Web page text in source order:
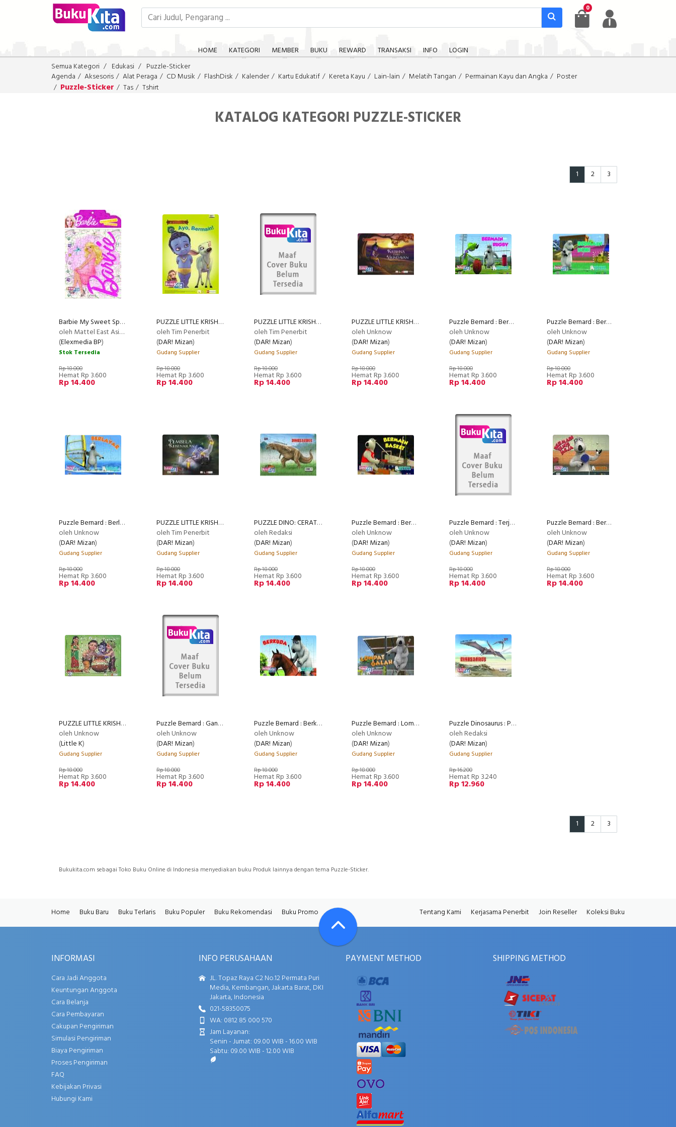
0
HOME KATEGORI MEMBER BUKU REWARD TRANSAKSI INFO
LOGIN
Semua Kategori
Edukasi
Puzzle-Sticker
Agenda
Aksesoris Alat Peraga CD Musik FlashDisk Kalender Kartu Edukatif Kereta Kayu Lain-lain Melatih Tangan Permainan Kayu dan Angka Poster
Puzzle-Sticker Tas Tshirt
KATALOG KATEGORI PUZZLE-STICKER
1 2 3
Barbie My Sweet Sponge Puzzle - Spbb08 (Disc 50%)
oleh Mattel East Asia Limited
(Elexmedia BP)
Stok Tersedia
Rp 18.000
Hemat Rp 3.600
Rp 14.400
PUZZLE LITTLE KRISHNA:AYO,BERMAIN!
oleh Tim Penerbit
(DAR! Mizan)
Gudang Supplier
Rp 18.000
Hemat Rp 3.600
Rp 14.400
PUZZLE LITTLE KRISHNA:SAHABAT SEJATI
oleh Tim Penerbit
(DAR! Mizan)
Gudang Supplier
Rp 18.000
Hemat Rp 3.600
Rp 14.400
PUZZLE LITTLE KRISHNA:DARI VRINDAVAN
oleh Unknow
(DAR! Mizan)
Gudang Supplier
Rp 18.000
Hemat Rp 3.600
Rp 14.400
Puzzle Bernard : Bermain Rugby
oleh Unknow
(DAR! Mizan)
Gudang Supplier
Rp 18.000
Hemat Rp 3.600
Rp 14.400
Puzzle Bernard : Bermain Hoki
oleh Unknow
(DAR! Mizan)
Gudang Supplier
Rp 18.000
Hemat Rp 3.600
Rp 14.400
Puzzle Bernard : Berlayar
oleh Unknow
(DAR! Mizan)
Gudang Supplier
Rp 18.000
Hemat Rp 3.600
Rp 14.400
PUZZLE LITTLE KRISHNA:PEMBELA KEBENARAN
oleh Tim Penerbit
(DAR! Mizan)
Gudang Supplier
Rp 18.000
Hemat Rp 3.600
Rp 14.400
PUZZLE DINO: CERATOSAURUS
oleh Redaksi
(DAR! Mizan)
Gudang Supplier
Rp 18.000
Hemat Rp 3.600
Rp 14.400
Puzzle Bernard : Bermain Basket
oleh Unknow
(DAR! Mizan)
Gudang Supplier
Rp 18.000
Hemat Rp 3.600
Rp 14.400
Puzzle Bernard : Terjun Bebas
oleh Unknow
(DAR! Mizan)
Gudang Supplier
Rp 18.000
Hemat Rp 3.600
Rp 14.400
Puzzle Bernard : Bermain Tenis Meja
oleh Unknow
(DAR! Mizan)
Gudang Supplier
Rp 18.000
Hemat Rp 3.600
Rp 14.400
PUZZLE LITTLE KRISHNA:AYO,MKN BERSAMA!
oleh Unknow
(Little K)
Gudang Supplier
Rp 18.000
Hemat Rp 3.600
Rp 14.400
Puzzle Bernard : Gantole
oleh Unknow
(DAR! Mizan)
Gudang Supplier
Rp 18.000
Hemat Rp 3.600
Rp 14.400
Puzzle Bernard : Berkuda
oleh Unknow
(DAR! Mizan)
Gudang Supplier
Rp 18.000
Hemat Rp 3.600
Rp 14.400
Puzzle Bernard : Lompat Galah
oleh Unknow
(DAR! Mizan)
Gudang Supplier
Rp 18.000
Hemat Rp 3.600
Rp 14.400
Puzzle Dinosaurus : Pteranodon
oleh Redaksi
(DAR! Mizan)
Gudang Supplier
Rp 16.200
Hemat Rp 3.240
Rp 12.960
1 2 3
Bukukita.com sebagai Toko Buku Online di Indonesia menyediakan buku Produk lainnya dengan tema Puzzle-Sticker.
Home Buku Baru Buku Terlaris Buku Populer Buku Rekomendasi Buku Promo Tentang Kami Kerjasama Penerbit Join Reseller Koleksi Buku
INFORMASI
Cara Jadi Anggota
Keuntungan Anggota
Cara Belanja
Cara Pembayaran
Cakupan Pengiriman
Simulasi Pengiriman
Biaya Pengiriman
Proses Pengiriman
FAQ
Kebijakan Privasi
Hubungi Kami
INFO PERUSAHAAN
JL. Topaz Raya C2 No.12 Permata Puri
Media, Kembangan, Jakarta Barat, DKI
Jakarta, Indonesia
021-58350075
WA: 0812 85 000 570
Jam Layanan:
Senin - Jumat: 09.00 WIB - 16.00 WIB
Sabtu: 09.00 WIB - 12.00 WIB
PAYMENT METHOD SHIPPING METHOD